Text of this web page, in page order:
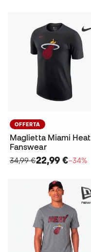
OFFERTA
Maglietta Miami Heat
Fanswear
34,99 €22,99 €−34%